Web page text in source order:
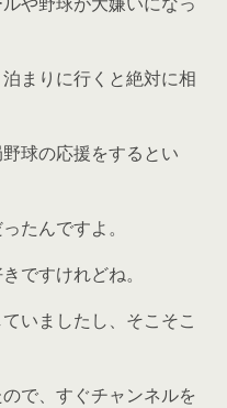
まりに行くと絶対に相
球の応援をするとい
たんですよ。
ですけれどね。
いましたし、そこそこ
で、すぐチャンネルを